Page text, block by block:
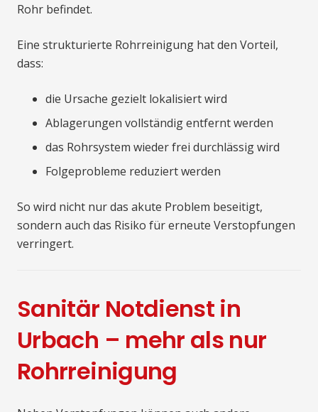
Rohr befindet.
Eine strukturierte Rohrreinigung hat den Vorteil,
dass:
die Ursache gezielt lokalisiert wird
Ablagerungen vollständig entfernt werden
das Rohrsystem wieder frei durchlässig wird
Folgeprobleme reduziert werden
So wird nicht nur das akute Problem beseitigt,
sondern auch das Risiko für erneute Verstopfungen
verringert.
Sanitär Notdienst in
Urbach – mehr als nur
Rohrreinigung